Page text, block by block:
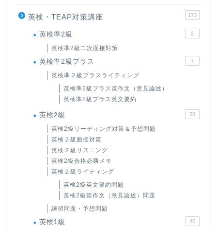
英検・TEAP対策講座 173
英検準2級 2
英検準2級二次面接対策
英検準2級プラス 7
英検準２級プラスライティング
英検準2級プラス英作文（意見論述）
英検準2級プラス英文要約
英検2級 58
英検2級リーディング対策＆予想問題
英検２級面接対策
英検２級リスニング
英検2級合格必勝メモ
英検２級ライティング
英検2級英文要約問題
英検2級英作文（意見論述）問題
練習問題・予想問題
英検1級 40